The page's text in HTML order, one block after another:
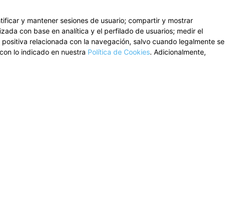
y mantener sesiones de usuario; compartir y mostrar
con base en analítica y el perfilado de usuarios; medir el
relacionada con la navegación, salvo cuando legalmente se
lo indicado en nuestra Política de Cookies. Adicionalmente,